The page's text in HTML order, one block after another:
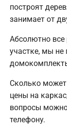
построят
занимает от
Абсолютно
участке, мы не
Сколько
цены на
вопросы
телефону.